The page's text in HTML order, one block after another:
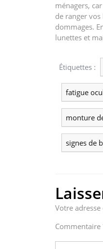
ménagers,
de ranger
dommages.
lunettes et
Étiquettes :
fatigue
monture
signes de
Votre
Commentaire